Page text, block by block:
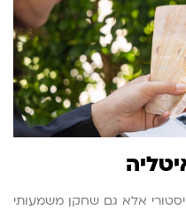
אלא גם שחקן משמעותי